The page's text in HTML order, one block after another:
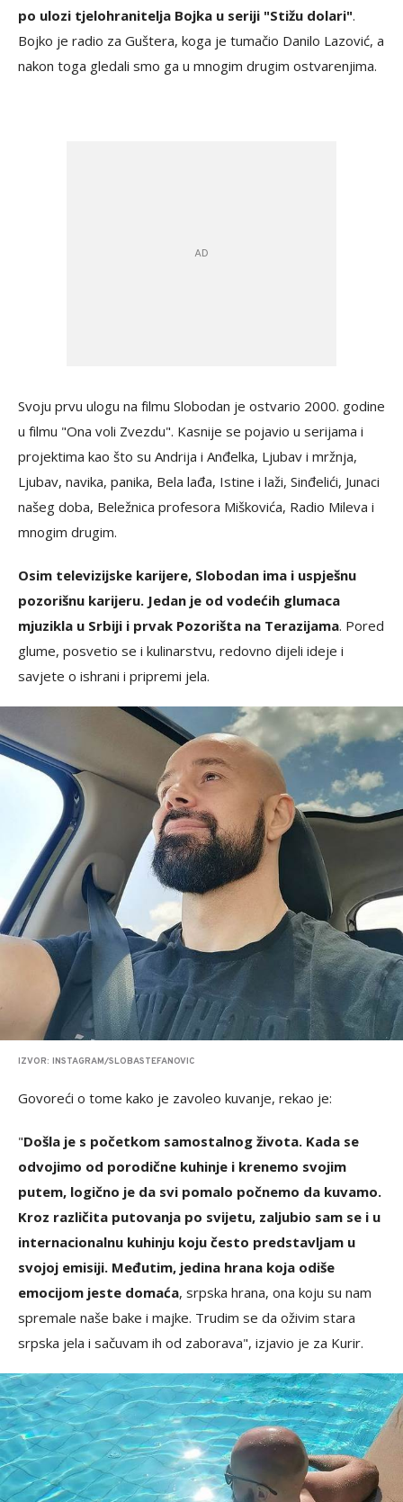
po ulozi tjelohranitelja Bojka u seriji "Stižu dolari".
Bojko je radio za Guštera, koga je tumačio Danilo Lazović, a
nakon toga gledali smo ga u mnogim drugim ostvarenjima.
Svoju prvu ulogu na filmu Slobodan je ostvario 2000. godine
u filmu "Ona voli Zvezdu". Kasnije se pojavio u serijama i
projektima kao što su Andrija i Anđelka, Ljubav i mržnja,
Ljubav, navika, panika, Bela lađa, Istine i laži, Sinđelići, Junaci
našeg doba, Beležnica profesora Miškovića, Radio Mileva i
mnogim drugim.
Osim televizijske karijere, Slobodan ima i uspješnu
pozorišnu karijeru. Jedan je od vodećih glumaca
mjuzikla u Srbiji i prvak Pozorišta na Terazijama. Pored
glume, posvetio se i kulinarstvu, redovno dijeli ideje i
savjete o ishrani i pripremi jela.
IZVOR: INSTAGRAM/SLOBASTEFANOVIC
Govoreći o tome kako je zavoleo kuvanje, rekao je:
"Došla je s početkom samostalnog života. Kada se
odvojimo od porodične kuhinje i krenemo svojim
putem, logično je da svi pomalo počnemo da kuvamo.
Kroz različita putovanja po svijetu, zaljubio sam se i u
internacionalnu kuhinju koju često predstavljam u
svojoj emisiji. Međutim, jedina hrana koja odiše
emocijom jeste domaća, srpska hrana, ona koju su nam
spremale naše bake i majke. Trudim se da oživim stara
srpska jela i sačuvam ih od zaborava", izjavio je za Kurir.